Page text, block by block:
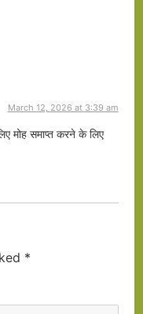
March 12, 2026 at 3:39 am
मोह समाप्त करने के लिए
*